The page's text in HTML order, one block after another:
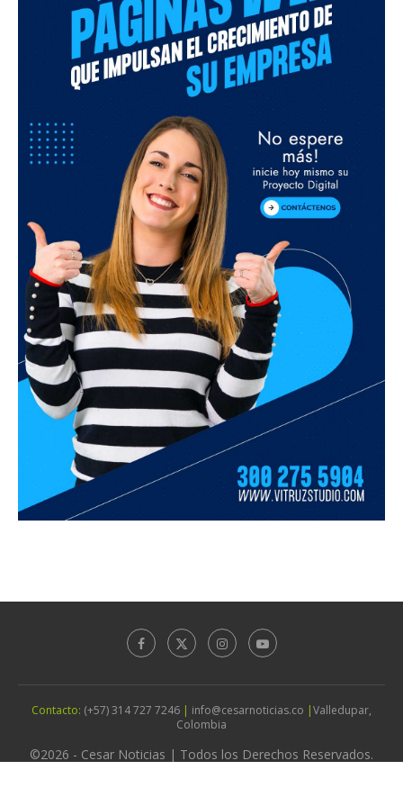
Contacto: (+57) 314 727 7246 info@cesarnoticias.co
Valledupar,
Colombia
©2026 - Cesar Noticias | Todos los Derechos Reservados.